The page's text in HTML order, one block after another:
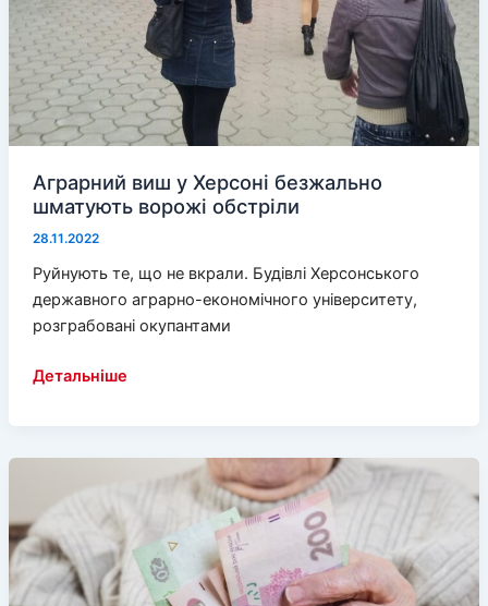
Аграрний виш у Херсоні безжально
шматують ворожі обстріли
28.11.2022
Руйнують те, що не вкрали. Будівлі Херсонського
державного аграрно-економічного університету,
розграбовані окупантами
Аграрний
Херсоні
шматують
ворожі
обстріли
Детальніше